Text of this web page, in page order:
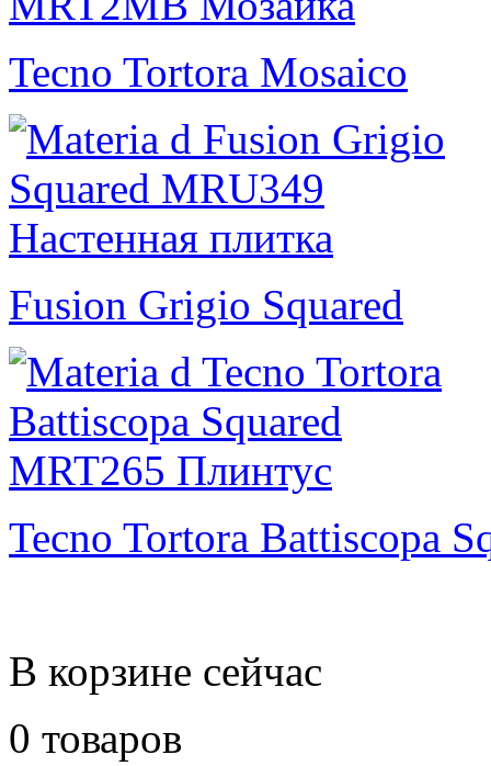
Tecno Tortora Mosaico
Fusion Grigio Squared
Tecno Tortora Battiscopa
В корзине сейчас
0 товаров